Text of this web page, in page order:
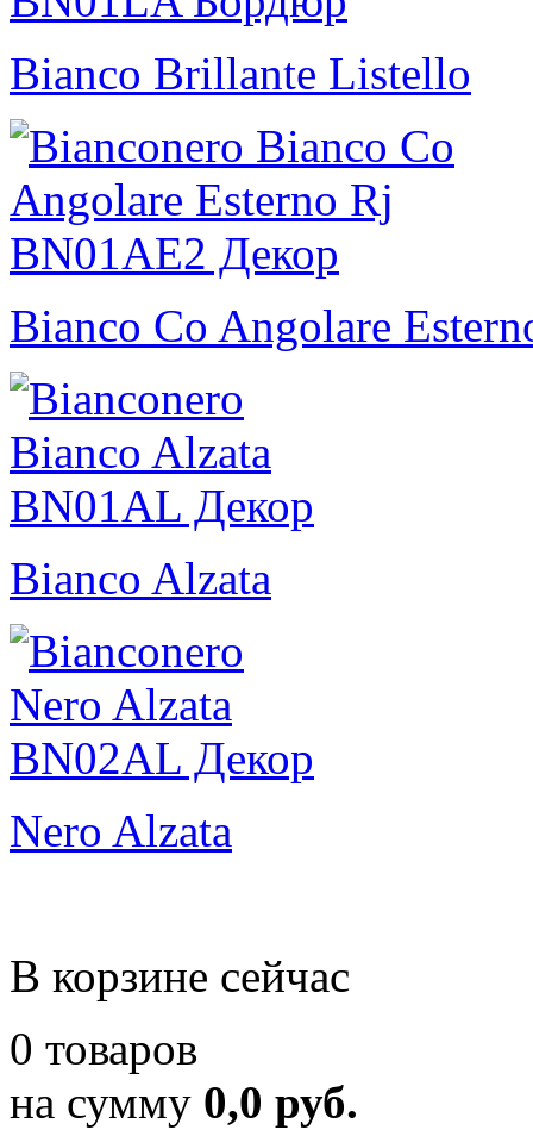
Bianco Brillante Listello
Bianco Co Angolare
Bianco Alzata
Nero Alzata
В корзине сейчас
0 товаров
на сумму 0,0 руб.